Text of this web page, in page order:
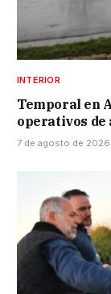
INTERIOR
Temporal en
operativos de
7 de agosto de 2026